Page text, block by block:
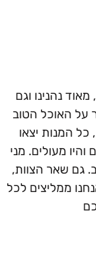
נהנינו וגם
על האוכל הטוב
המנות יצאו
והיו מעולים. מני
גם שאר הצוות,
ממליצים לכל